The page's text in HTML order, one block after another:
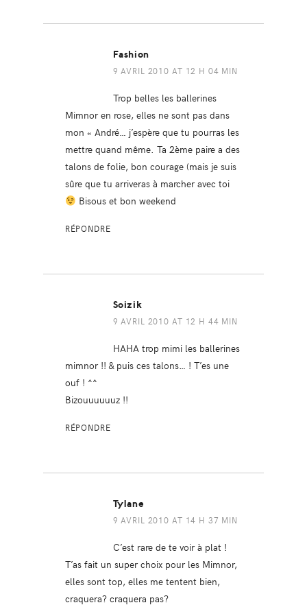
Fashion
9 AVRIL 2010 AT 12 H 04 MIN
Trop belles les ballerines
Mimnor en rose, elles ne sont pas dans
mon « André… j’espère que tu pourras les
mettre quand même. Ta 2ème paire a des
talons de folie, bon courage (mais je suis
sûre que tu arriveras à marcher avec toi
Bisous et bon weekend
RÉPONDRE
Soizik
9 AVRIL 2010 AT 12 H 44 MIN
HAHA trop mimi les ballerines
mimnor !! & puis ces talons… ! T’es une
ouf ! ^^
Bizouuuuuuz !!
RÉPONDRE
Tylane
9 AVRIL 2010 AT 14 H 37 MIN
C’est rare de te voir à plat !
T’as fait un super choix pour les Mimnor,
elles sont top, elles me tentent bien,
craquera? craquera pas?